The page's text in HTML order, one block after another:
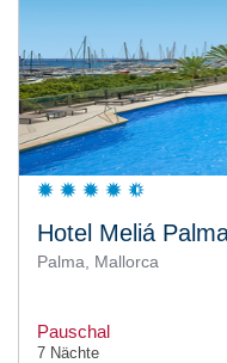
Hotel Meliá
Palma, Mallorca
Pauschal
7 Nächte